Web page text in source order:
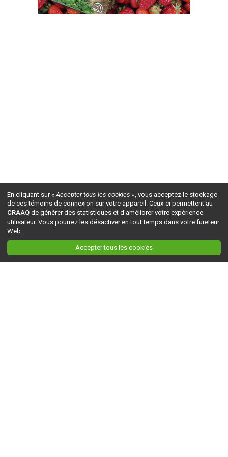
En cliquant sur« Accepter tous les cookies », vous acceptez le stockage
de ces témoins de connexion sur votre appareil. Ceux-ci permettent au
CRAAQ de générer des statistiques et d'améliorer votre expérience
utilisateur. Vous pourrez les désactiver en tout temps dans votre fureteur
Web.
Accepter tous les cookies